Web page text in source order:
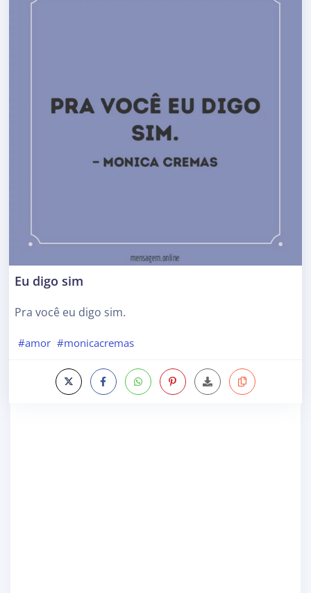
Eu digo sim
Pra você eu digo sim.
#amor #monicacremas